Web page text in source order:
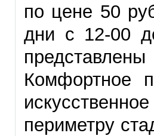
по цене 50
дни с 12-00
Комфортное
периметру